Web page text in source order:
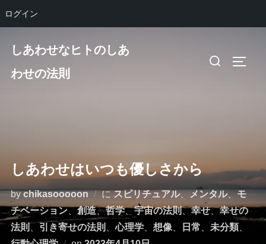
プ
しあわせなヒトのしあ
わせの法則
検
しあわせはいつも優しさから
bychikasooooon にスピリチュアル、メンタル、モ
チベーション、創造、哲学、宇宙の法則、幸せ、幸せの
法則
引き寄せの法則 、心理学、 想像 日常 未分類、
ログイン